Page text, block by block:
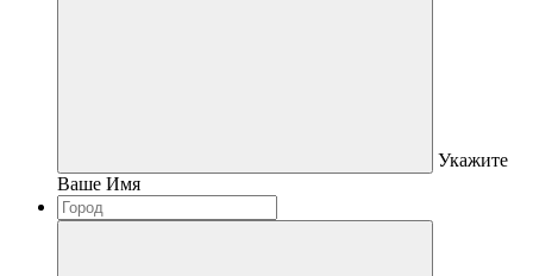
Укажите
Ваше Имя